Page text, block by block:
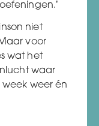
niet
voor
wat het
waar
weer én